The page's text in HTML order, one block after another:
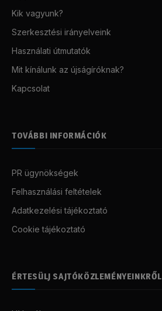
Kik vagyunk?
Szerkesztési irányelveink
Használati útmutatók
Mit kínálunk az újságíróknak?
Kapcsolat
TOVÁBBI INFORMÁCIÓK
PR ügynökségek
Felhasználási feltételek
Adatkezelési tájékoztató
Cookie tájékoztató
ÉRTESÜLJ SAJTÓKÖZLEMÉNYEINKRŐL